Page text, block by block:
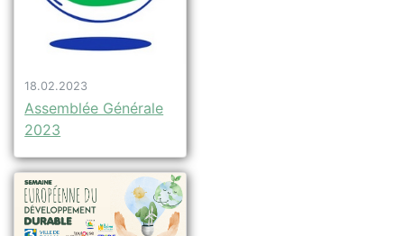
18.02.2023
Assemblée Générale
2023